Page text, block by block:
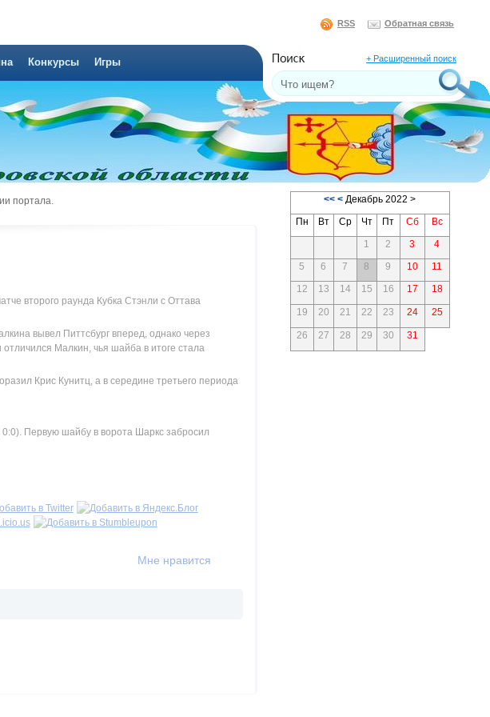
RSS Обратная связь
Конкурсы Игры + Расширенный поиск
портала.
второго раунда Кубка Стэнли с Оттава
вывел Питтсбург вперед, однако через
Малкин, чья шайба в итоге стала
Крис Кунитц, а в середине третьего периода
Первую шайбу в ворота Шаркс забросил
Мне нравится
<< < Декабрь 2022 >
Пн
Вт Ср Чт Пт Сб
Вс
1
2 3
4
5
6 7 8 9 10
11
12
13 14 15 16 17 18
19 20 21 22 23 24 25
26 27 28 29 30 31